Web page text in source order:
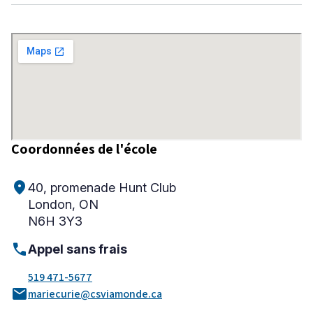
Niveau
RECHERCHER
Coordonnées de l'école
location_on40, promenade Hunt Club
London, ON
N6H 3Y3
callAppel sans frais
519 471-5677
mailmariecurie@csviamonde.ca